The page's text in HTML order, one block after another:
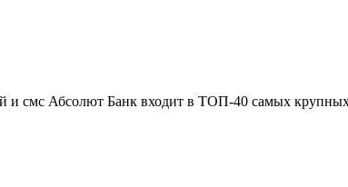
и смс Абсолют Банк входит в ТОП-40 самых